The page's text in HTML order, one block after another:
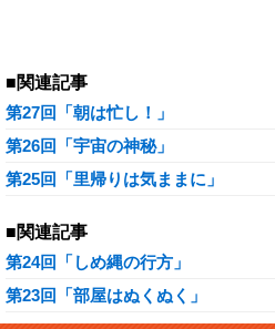
■関連記事
第27回「朝は忙し！」
第26回「宇宙の神秘」
第25回「里帰りは気ままに」
■関連記事
第24回「しめ縄の行方」
第23回「部屋はぬくぬく」